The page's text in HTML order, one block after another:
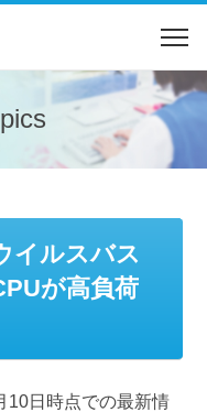
イルスバス
が高負荷
10日時点での最新情